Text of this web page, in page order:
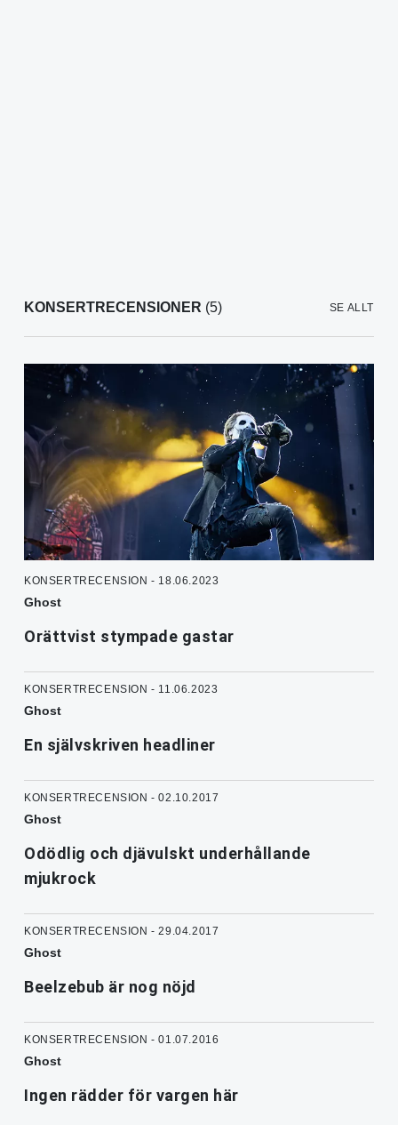
KONSERTRECENSIONER (5) SE ALLT
KONSERTRECENSION - 18.06.2023
Ghost
Orättvist stympade gastar
KONSERTRECENSION - 11.06.2023
Ghost
En självskriven headliner
KONSERTRECENSION - 02.10.2017
Ghost
Odödlig och djävulskt underhållande
mjukrock
KONSERTRECENSION - 29.04.2017
Ghost
Beelzebub är nog nöjd
KONSERTRECENSION - 01.07.2016
Ghost
Ingen rädder för vargen här